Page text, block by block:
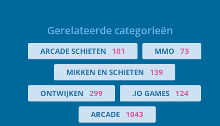
Gerelateerde categorieën
ARCADE SCHIETEN 101 MMO 73
MIKKEN EN SCHIETEN 139
ONTWIJKEN 299 .IO GAMES 124
ARCADE 1043